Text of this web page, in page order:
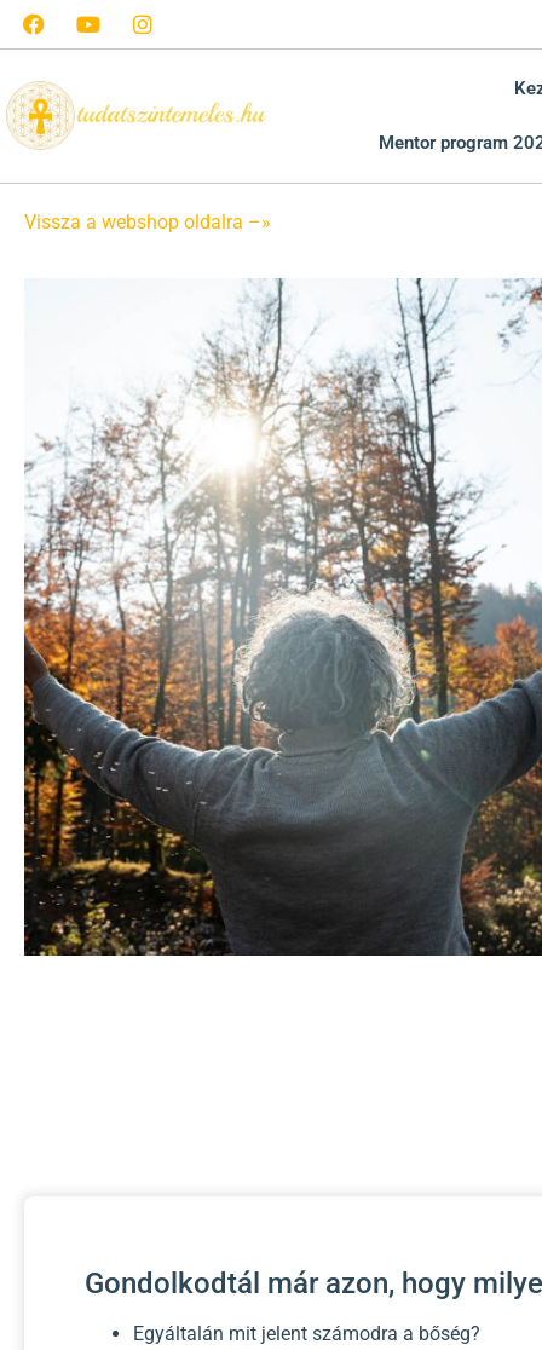
Mentor program
Vissza a webshop oldalra –»
Gondolkodtál már azon, hogy
Egyáltalán mit jelent számodra a bőség?